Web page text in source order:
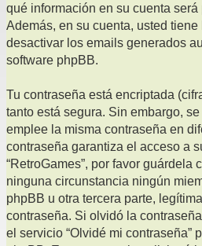
qué información en su cuenta
Además, en su cuenta, usted
desactivar los emails generados
software phpBB.
Tu contraseña está encriptada
tanto está segura. Sin embargo,
emplee la misma contraseña en
contraseña garantiza el acceso a
“RetroGames”, por favor guárdela
ninguna circunstancia ningún
phpBB u otra tercera parte,
contraseña. Si olvidó la
el servicio “Olvidé mi contraseña”